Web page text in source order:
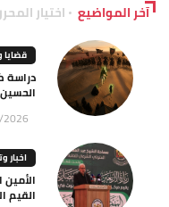
آخر المواضيع اختيار
قضايا
دراسة
اخبار
الأمين
القيم